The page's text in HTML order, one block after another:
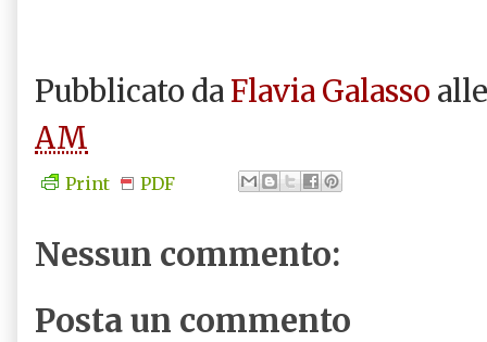
Pubblicato da Flavia Galasso
AM
Print PDF
Nessun commento:
Posta un commento